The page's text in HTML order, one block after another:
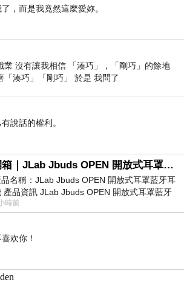
，而是我竟然這麼愛妳。
業 沒有讓我相信 「湊巧」，「剛巧」的餘地
「湊巧」「剛巧」 於是 我問了
說話的權利。
開箱｜JLab Jbuds OPEN 開放式耳罩藍牙耳機 - 設計美學，輕巧、透氣、環境音全物理達成！
品名稱：JLab Jbuds OPEN 開放式耳罩藍牙耳
產品資訊 JLab Jbuds OPEN 開放式耳罩藍牙
評語：非常有特色，值得喜愛美型工
時前
欢你！